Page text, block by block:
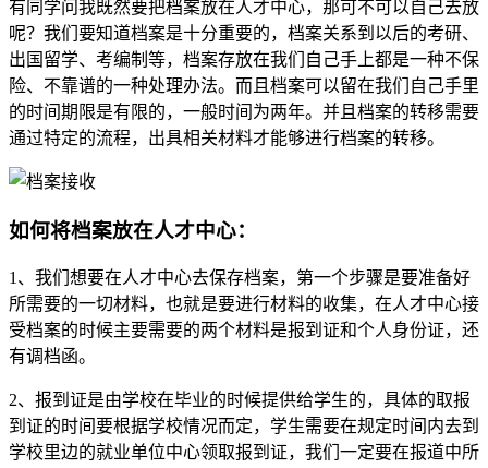
有同学问我既然要把档案放在人才中心，那可不可以自己去放
呢？我们要知道档案是十分重要的，档案关系到以后的考研、
出国留学、考编制等，档案存放在我们自己手上都是一种不保
险、不靠谱的一种处理办法。而且档案可以留在我们自己手里
的时间期限是有限的，一般时间为两年。并且档案的转移需要
通过特定的流程，出具相关材料才能够进行档案的转移。
如何将档案放在人才中心：
1、我们想要在人才中心去保存档案，第一个步骤是要准备好
所需要的一切材料，也就是要进行材料的收集，在人才中心接
受档案的时候主要需要的两个材料是报到证和个人身份证，还
有调档函。
2、报到证是由学校在毕业的时候提供给学生的，具体的取报
到证的时间要根据学校情况而定，学生需要在规定时间内去到
学校里边的就业单位中心领取报到证，我们一定要在报道中所